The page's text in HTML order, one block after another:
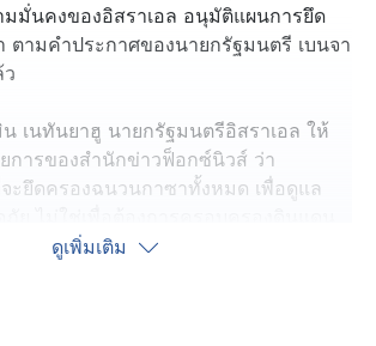
มั่นคงของอิสราเอล อนุมัติแผนการยึด
ตามคำประกาศของนายกรัฐมนตรี เบนจา
เนทันยาฮู นายกรัฐมนตรีอิสราเอล ให้
ารของสำนักข่าวฟ็อกซ์นิวส์ ว่า
ะยึดครองฉนวนกาซาทั้งหมด เพื่อดูแล
ดูเพิ่มเติม